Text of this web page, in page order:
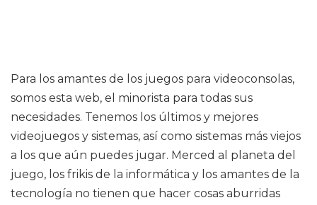
Para los amantes de los juegos para videoconsolas,
somos esta web, el minorista para todas sus
necesidades. Tenemos los últimos y mejores
videojuegos y sistemas, así como sistemas más viejos
a los que aún puedes jugar. Merced al planeta del
juego, los frikis de la informática y los amantes de la
tecnología no tienen que hacer cosas aburridas